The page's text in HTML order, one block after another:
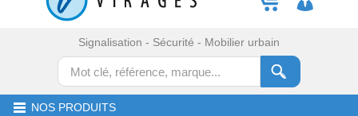
Signalisation - Sécurité - Mobilier urbain
NOS PRODUITS